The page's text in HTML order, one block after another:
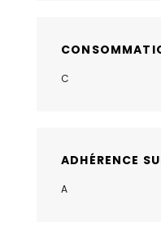
C
ADHÉRENCE
A